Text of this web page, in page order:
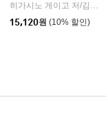
히가시노 게이고 저/김난주 역
15,120원 (10% 할인)